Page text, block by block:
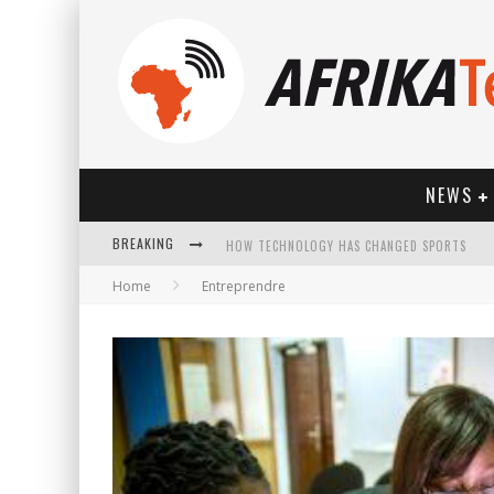
NEWS
BREAKING HOW TECHNOLOGY HAS CHANGED SPORTS
Home Entreprendre